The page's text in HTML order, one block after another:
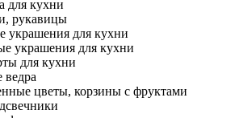
для кухни
рукавицы
украшения для кухни
украшения для кухни
для кухни
цветы, корзины с фруктами